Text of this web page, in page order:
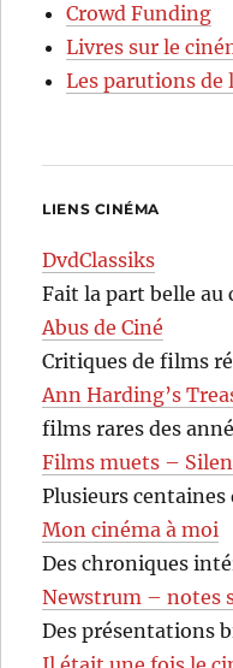
Crowd Funding
Livres sur le
Les parutions de
LIENS CINÉMA
DvdClassiks
Fait la part belle au
Abus de Ciné
Critiques de films
Ann Harding’s
films rares des
Films muets –
Plusieurs
Mon cinéma à moi
Des chroniques
Newstrum – notes
Des présentations